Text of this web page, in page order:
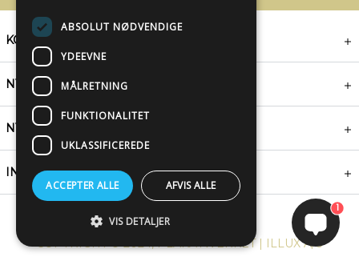
KONTAKT
NYHEDSBREV
NYTTIGE LINKS
INSPIRATION
COPYRIGHT © 2024, PLAKATWERKET | ILLUX A/S
1
ABSOLUT NØDVENDIGE
YDEEVNE
MÅLRETNING
FUNKTIONALITET
UKLASSIFICEREDE
ACCEPTER ALLE AFVIS ALLE
VIS DETALJER